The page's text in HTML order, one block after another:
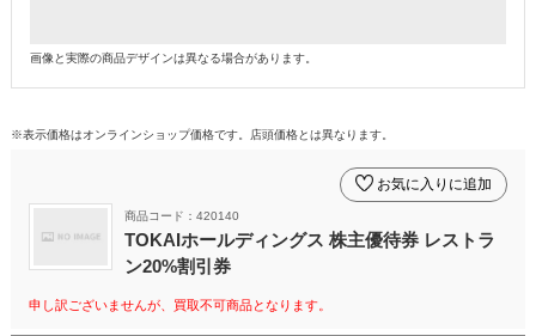
画像と実際の商品デザインは異なる場合があります。
※表示価格はオンラインショップ価格です。店頭価格とは異なります。
商品コード：420140
TOKAIホールディングス 株主優待券 レストラ
ン20%割引券
お気に入りに追加
申し訳ございませんが、買取不可商品となります。